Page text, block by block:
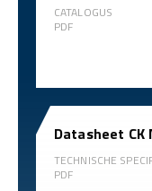
CATALOGUS
PDF
Datasheet CK
TECHNISCHE
PDF